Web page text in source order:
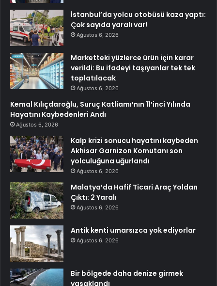
İstanbul’da yolcu otobüsü kaza yaptı:
Çok sayıda yaralı var!
Ağustos 6, 2026
Marketteki yüzlerce ürün için karar
verildi: Bu ifadeyi taşıyanlar tek tek
toplatılacak
Ağustos 6, 2026
Kemal Kılıçdaroğlu, Suruç Katliamı’nın 11’inci Yılında
Hayatını Kaybedenleri Andı
Ağustos 6, 2026
Kalp krizi sonucu hayatını kaybeden
Akhisar Garnizon Komutanı son
yolculuğuna uğurlandı
Ağustos 6, 2026
Malatya’da Hafif Ticari Araç Yoldan
Çıktı: 2 Yaralı
Ağustos 6, 2026
Antik kenti umarsızca yok ediyorlar
Ağustos 6, 2026
Bir bölgede daha denize girmek
yasaklandı